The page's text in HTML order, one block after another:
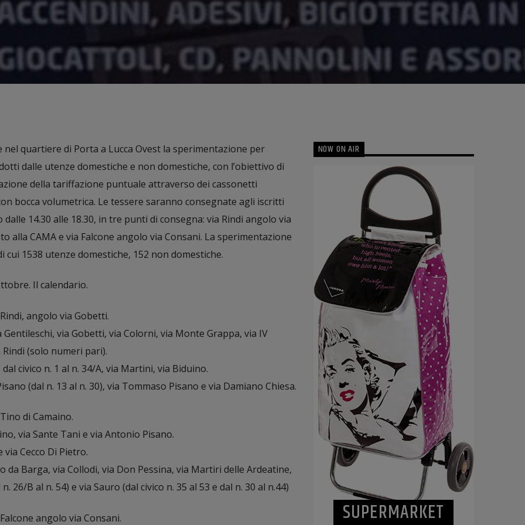
quartiere di Porta a Lucca Ovest la sperimentazione per
dalle utenze domestiche e non domestiche, con l’obiettivo di
della tariffazione puntuale attraverso dei cassonetti
bocca volumetrica. Le tessere saranno consegnate agli iscritti
14.30 alle 18.30, in tre punti di consegna: via Rindi angolo via
alla CAMA e via Falcone angolo via Consani. La sperimentazione
1538 utenze domestiche, 152 non domestiche.
Il calendario.
angolo via Gobetti.
via Gobetti, via Colorni, via Monte Grappa, via IV
(solo numeri pari).
civico n. 1 al n. 34/A, via Martini, via Biduino.
(dal n. 13 al n. 30), via Tommaso Pisano e via Damiano Chiesa.
di Camaino.
via Sante Tani e via Antonio Pisano.
Cecco Di Pietro.
da Barga, via Collodi, via Don Pessina, via Martiri delle Ardeatine,
26/B al n. 54) e via Sauro (dal civico n. 35 al 53 e dal n. 30 al n.44)
angolo via Consani.
NOW ON AIR
SUPERMARKET